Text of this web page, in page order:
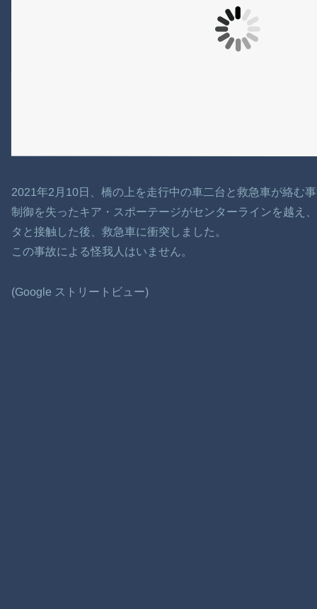
2021年2月10日、橋の上を走行中の車二台と救急車が絡む
制御を失ったキア・スポーテージがセンターラインを越え
タと接触した後、救急車に衝突しました。
この事故による怪我人はいません。
(Google ストリートビュー)